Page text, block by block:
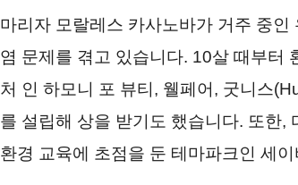
마리자 모랄레스 카사노바가 거주 중
염 문제를 겪고 있습니다. 10살 때부터
처 인 하모니 포 뷰티, 웰페어, 굿니스
를 설립해 상을 받기도 했습니다. 또한,
환경 교육에 초점을 둔 테마파크인 세